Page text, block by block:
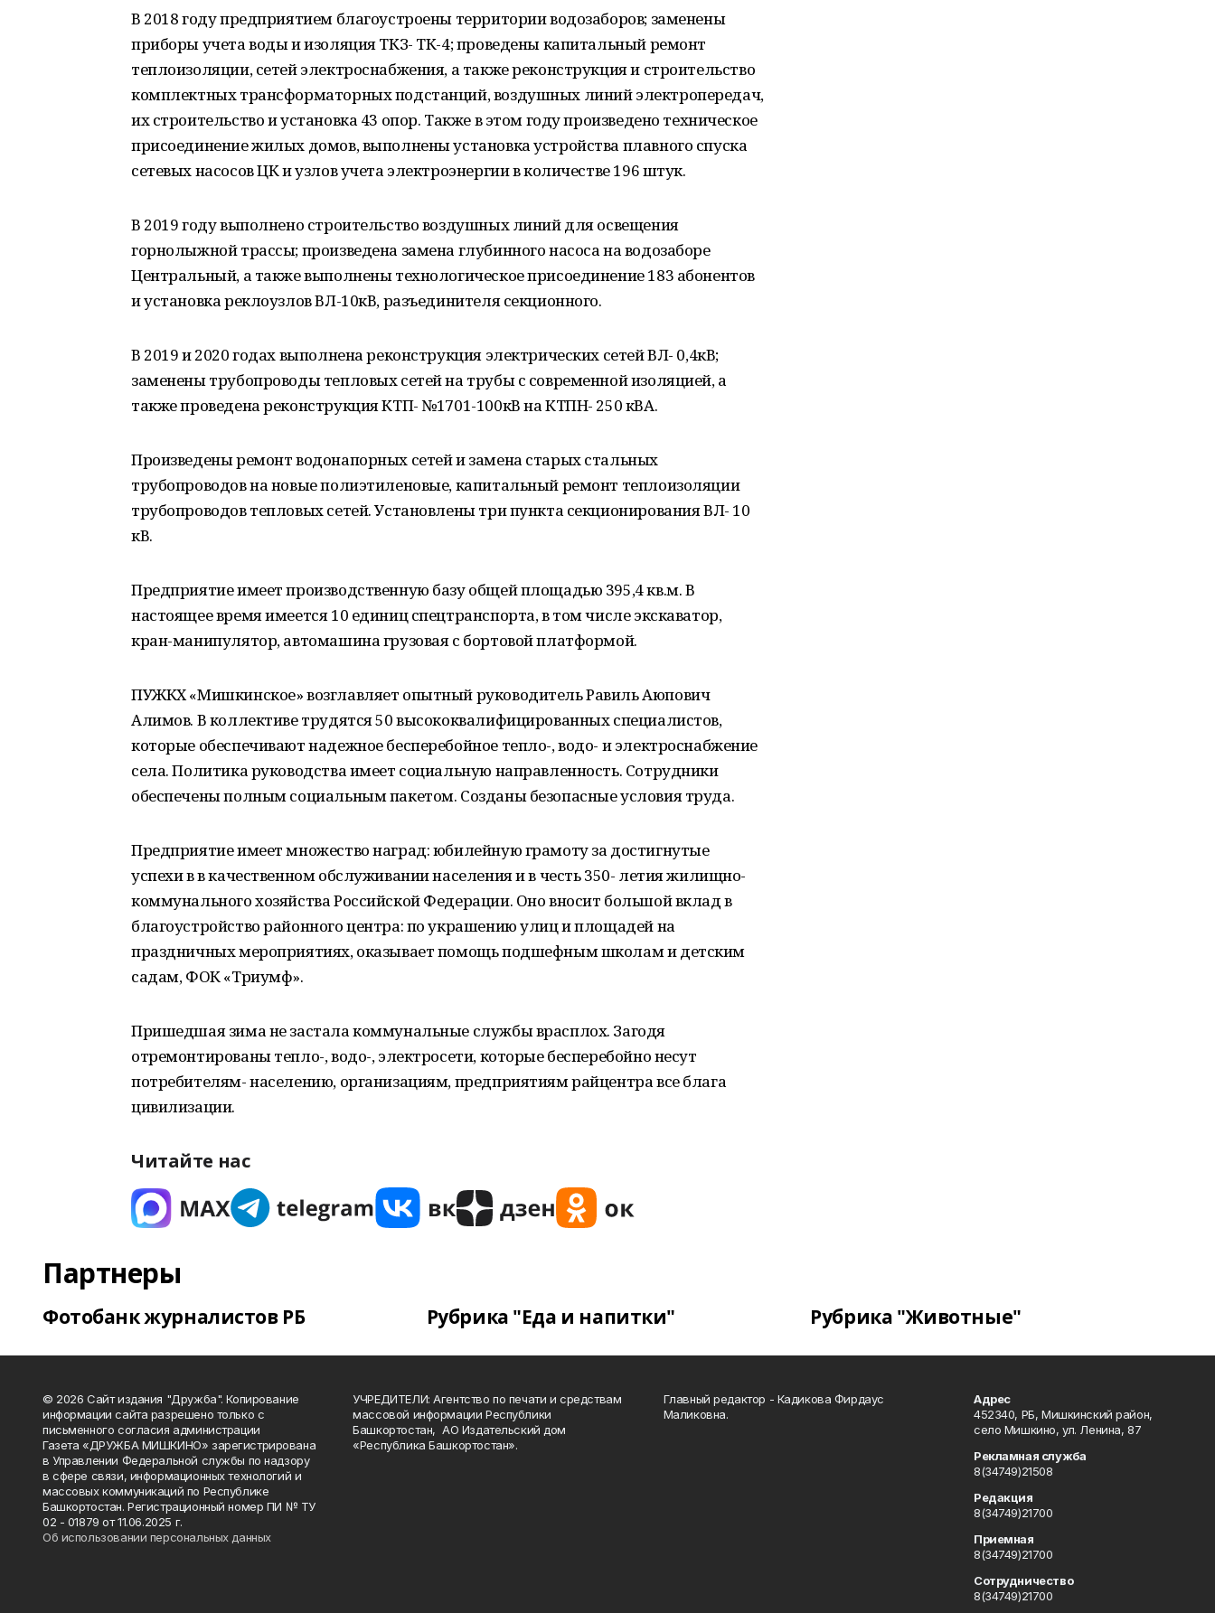
В 2018 году предприятием благоустроены территории водозаборов; заменены
приборы учета воды и изоляция ТКЗ- ТК-4; проведены капитальный ремонт
теплоизоляции, сетей электроснабжения, а также реконструкция и строительство
комплектных трансформаторных подстанций, воздушных линий электропередач,
их строительство и установка 43 опор. Также в этом году произведено техническое
присоединение жилых домов, выполнены установка устройства плавного спуска
сетевых насосов ЦК и узлов учета электроэнергии в количестве 196 штук.
В 2019 году выполнено строительство воздушных линий для освещения
горнолыжной трассы; произведена замена глубинного насоса на водозаборе
Центральный, а также выполнены технологическое присоединение 183 абонентов
и установка реклоузлов ВЛ-10кВ, разъединителя секционного.
В 2019 и 2020 годах выполнена реконструкция электрических сетей ВЛ- 0,4кВ;
заменены трубопроводы тепловых сетей на трубы с современной изоляцией, а
также проведена реконструкция КТП- №1701-100кВ на КТПН- 250 кВА.
Произведены ремонт водонапорных сетей и замена старых стальных
трубопроводов на новые полиэтиленовые, капитальный ремонт теплоизоляции
трубопроводов тепловых сетей. Установлены три пункта секционирования ВЛ- 10
кВ.
Предприятие имеет производственную базу общей площадью 395,4 кв.м. В
настоящее время имеется 10 единиц спецтранспорта, в том числе экскаватор,
кран-манипулятор, автомашина грузовая с бортовой платформой.
ПУЖКХ «Мишкинское» возглавляет опытный руководитель Равиль Аюпович
Алимов. В коллективе трудятся 50 высококвалифицированных специалистов,
которые обеспечивают надежное бесперебойное тепло-, водо- и электроснабжение
села. Политика руководства имеет социальную направленность. Сотрудники
обеспечены полным социальным пакетом. Созданы безопасные условия труда.
Предприятие имеет множество наград: юбилейную грамоту за достигнутые
успехи в в качественном обслуживании населения и в честь 350- летия жилищно-
коммунального хозяйства Российской Федерации. Оно вносит большой вклад в
благоустройство районного центра: по украшению улиц и площадей на
праздничных мероприятиях, оказывает помощь подшефным школам и детским
садам, ФОК «Триумф».
Пришедшая зима не застала коммунальные службы врасплох. Загодя
отремонтированы тепло-, водо-, электросети, которые бесперебойно несут
потребителям- населению, организациям, предприятиям райцентра все блага
цивилизации.
Читайте нас
Партнеры
Фотобанк журналистов РБ Рубрика "Еда и напитки" Рубрика "Животные"
© 2026 Сайт издания "Дружба". Копирование
информации сайта разрешено только с
письменного согласия администрации
Газета «ДРУЖБА МИШКИНО» зарегистрирована
в Управлении Федеральной службы по надзору
в сфере связи, информационных технологий и
массовых коммуникаций по Республике
Башкортостан. Регистрационный номер ПИ № ТУ
02 - 01879 от 11.06.2025 г.
Об использовании персональных данных
УЧРЕДИТЕЛИ: Агентство по печати и средствам
массовой информации Республики
Башкортостан, АО Издательский дом
«Республика Башкортостан».
Главный редактор - Кадикова Фирдаус
Маликовна.
Адрес
452340, РБ, Мишкинский район,
село Мишкино, ул. Ленина, 87
Рекламная служба
8(34749)21508
Редакция
8(34749)21700
Приемная
8(34749)21700
Сотрудничество
8(34749)21700